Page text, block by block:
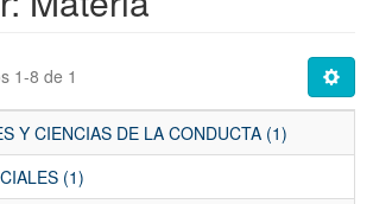
1-8 de 1
Y CIENCIAS DE LA CONDUCTA (1)
(1)